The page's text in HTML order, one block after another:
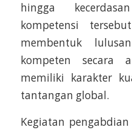
hingga
kompetensi
membentuk
kompeten secara
memiliki karakter
tantangan global.
Kegiatan